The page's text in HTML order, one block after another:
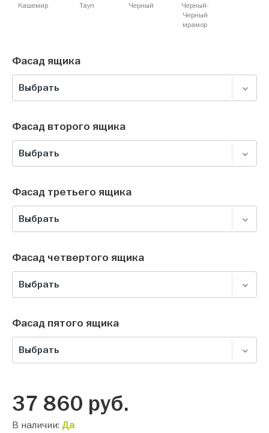
Кашемир Тауп Черный
Черный-
Черный
мрамор
Фасад ящика
Выбрать
Фасад второго ящика
Выбрать
Фасад третьего ящика
Выбрать
Фасад четвертого ящика
Выбрать
Фасад пятого ящика
Выбрать
37 860 руб.
В наличии: Да